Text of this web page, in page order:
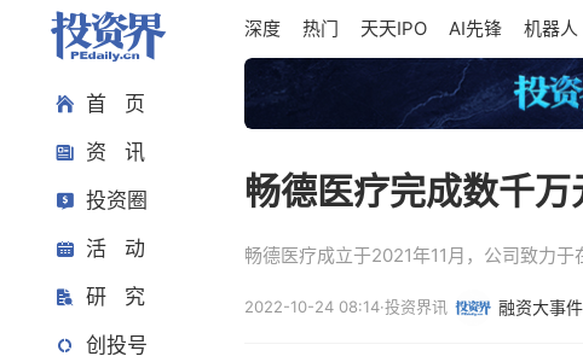
首 页
资 讯
投资圈
活 动
研 究
创投号
深度 热门 天天IPO AI先锋 机器人
畅德医疗完成数千
畅德医疗成立于2021年11月，公司致力
2022-10-24 08:14·投资界讯 融资大事件